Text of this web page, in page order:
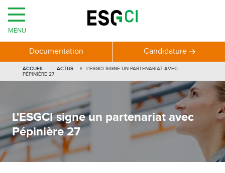
L'ESGCI signe un partenariat avec
Pépinière 27
ACCUEIL ACTUS
L'ESGCI SIGNE UN PARTENARIAT AVEC
PÉPINIÈRE 27
MENU
Documentation Candidature